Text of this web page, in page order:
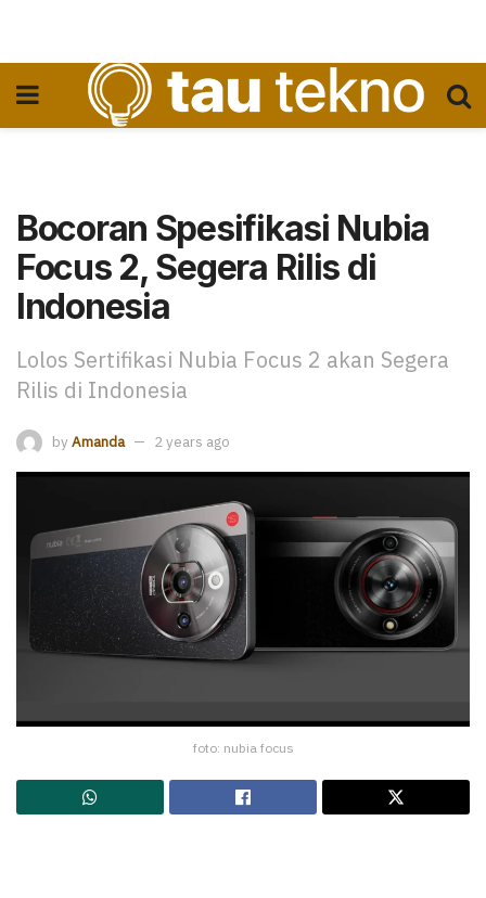
Bocoran Spesifikasi Nubia
Focus 2, Segera Rilis di
Indonesia
Lolos Sertifikasi Nubia Focus 2 akan Segera
Rilis di Indonesia
by Amanda 2 years ago
foto: nubia focus